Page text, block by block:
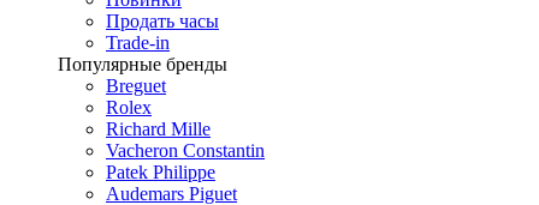
Продать часы
Trade-in
Популярные бренды
Breguet
Rolex
Richard Mille
Vacheron Constantin
Patek Philippe
Audemars Piguet